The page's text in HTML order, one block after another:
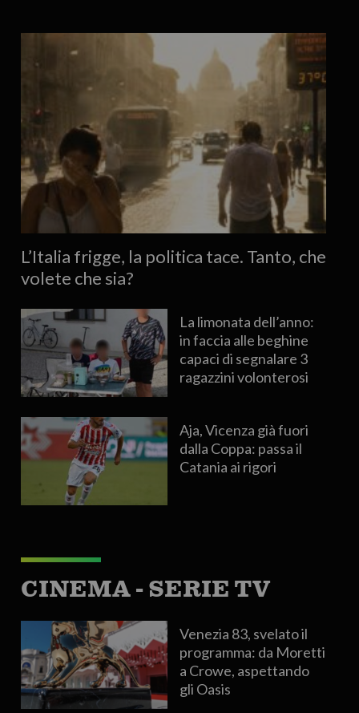
L’Italia frigge, la politica tace. Tanto, che
volete che sia?
La limonata dell’anno:
in faccia alle beghine
capaci di segnalare 3
ragazzini volonterosi
Aja, Vicenza già fuori
dalla Coppa: passa il
Catania ai rigori
CINEMA - SERIE TV
Venezia 83, svelato il
programma: da Moretti
a Crowe, aspettando
gli Oasis